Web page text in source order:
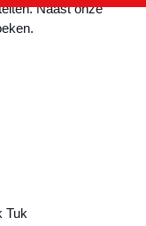
Naast onze